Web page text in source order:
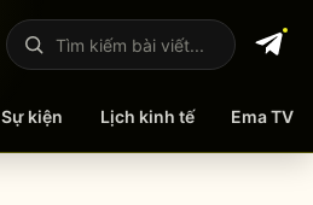
Tìm kiếm bài viết
Sự kiện Lịch kinh tế Ema TV